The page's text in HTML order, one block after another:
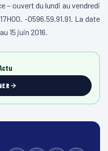
– ouvert du lundi au vendredi
-0596.59.91.91. La date
15 juin 2016.